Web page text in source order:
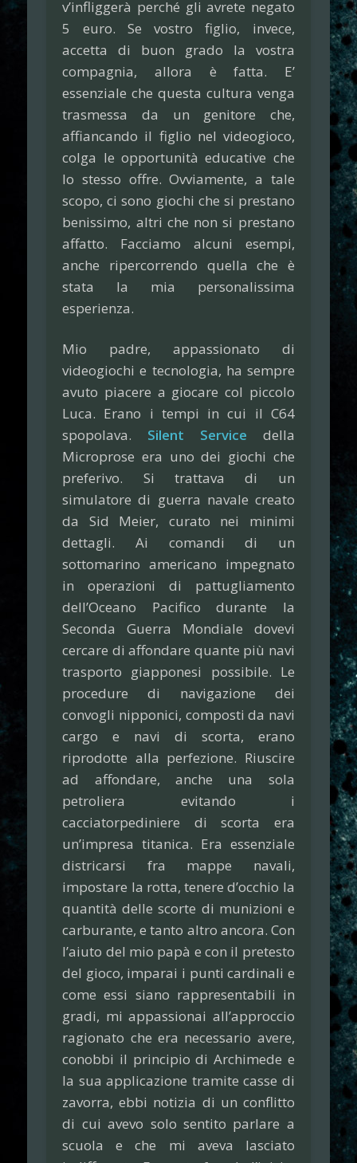
v’infliggerà perché gli avrete negato
5 euro. Se vostro figlio, invece,
accetta di buon grado la vostra
compagnia, allora è fatta. E’
essenziale che questa cultura venga
trasmessa da un genitore che,
affiancando il figlio nel videogioco,
colga le opportunità educative che
lo stesso offre. Ovviamente, a tale
scopo, ci sono giochi che si prestano
benissimo, altri che non si prestano
affatto. Facciamo alcuni esempi,
anche ripercorrendo quella che è
stata la mia personalissima
esperienza.
Mio padre, appassionato di
videogiochi e tecnologia, ha sempre
avuto piacere a giocare col piccolo
Luca. Erano i tempi in cui il C64
spopolava. Silent Service della
Microprose era uno dei giochi che
preferivo. Si trattava di un
simulatore di guerra navale creato
da Sid Meier, curato nei minimi
dettagli. Ai comandi di un
sottomarino americano impegnato
in operazioni di pattugliamento
dell’Oceano Pacifico durante la
Seconda Guerra Mondiale dovevi
cercare di affondare quante più navi
trasporto giapponesi possibile. Le
procedure di navigazione dei
convogli nipponici, composti da navi
cargo e navi di scorta, erano
riprodotte alla perfezione. Riuscire
ad affondare, anche una sola
petroliera evitando i
cacciatorpediniere di scorta era
un’impresa titanica. Era essenziale
districarsi fra mappe navali,
impostare la rotta, tenere d’occhio la
quantità delle scorte di munizioni e
carburante, e tanto altro ancora. Con
l’aiuto del mio papà e con il pretesto
del gioco, imparai i punti cardinali e
come essi siano rappresentabili in
gradi, mi appassionai all’approccio
ragionato che era necessario avere,
conobbi il principio di Archimede e
la sua applicazione tramite casse di
zavorra, ebbi notizia di un conflitto
di cui avevo solo sentito parlare a
scuola e che mi aveva lasciato